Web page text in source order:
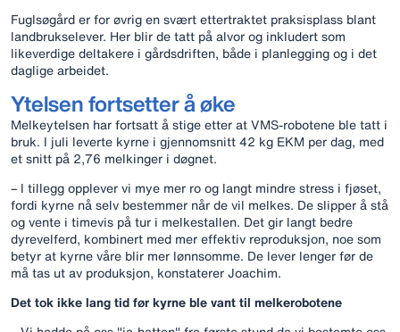
Fuglsøgård er for øvrig en svært ettertraktet praksisplass blant
landbrukselever. Her blir de tatt på alvor og inkludert som
likeverdige deltakere i gårdsdriften, både i planlegging og i det
daglige arbeidet.
Ytelsen fortsetter å øke
Melkeytelsen har fortsatt å stige etter at VMS-robotene ble tatt i
bruk. I juli leverte kyrne i gjennomsnitt 42 kg EKM per dag, med
et snitt på 2,76 melkinger i døgnet.
– I tillegg opplever vi mye mer ro og langt mindre stress i fjøset,
fordi kyrne nå selv bestemmer når de vil melkes. De slipper å stå
og vente i timevis på tur i melkestallen. Det gir langt bedre
dyrevelferd, kombinert med mer effektiv reproduksjon, noe som
betyr at kyrne våre blir mer lønnsomme. De lever lenger før de
må tas ut av produksjon, konstaterer Joachim.
Det tok ikke lang tid før kyrne ble vant til melkerobotene